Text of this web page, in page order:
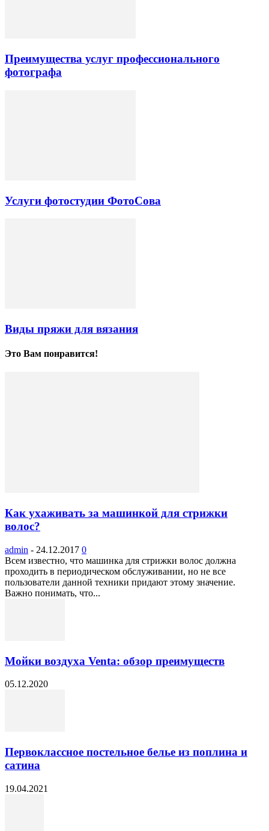
Преимущества услуг профессионального
фотографа
Услуги фотостудии ФотоСова
Виды пряжи для вязания
Это Вам понравится!
Как ухаживать за машинкой для стрижки
волос?
admin - 24.12.2017 0
Всем известно, что машинка для стрижки волос должна
проходить в периодическом обслуживании, но не все
пользователи данной техники придают этому значение.
Важно понимать, что...
Мойки воздуха Venta: обзор преимуществ
05.12.2020
Первоклассное постельное белье из поплина и
сатина
19.04.2021